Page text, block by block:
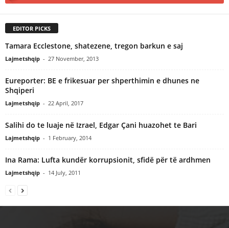
EDITOR PICKS
Tamara Ecclestone, shatezene, tregon barkun e saj
Lajmetshqip - 27 November, 2013
Eureporter: BE e frikesuar per shperthimin e dhunes ne
Shqiperi
Lajmetshqip - 22 April, 2017
Salihi do te luaje në Izrael, Edgar Çani huazohet te Bari
Lajmetshqip - 1 February, 2014
Ina Rama: Lufta kundër korrupsionit, sfidë për të ardhmen
Lajmetshqip - 14 July, 2011